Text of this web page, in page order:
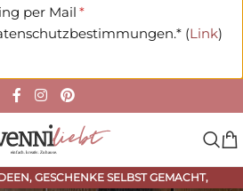
per Mail
(Link)
, GESCHENKE SELBST GEMACHT,